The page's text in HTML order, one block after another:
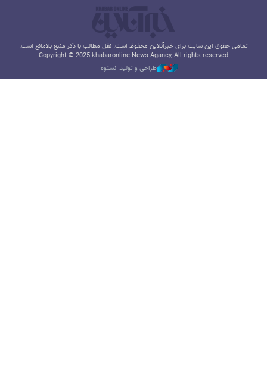
تمامی حقوق این سایت برای خبرآنلاین محفوظ است. نقل مطالب با ذکر منبع بلامانع است.
Copyright © 2025 khabaronline News Agancy, All rights reserved
طراحی و تولید: نستوه